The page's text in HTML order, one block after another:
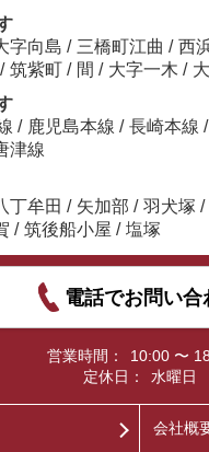
字向島 / 三橋町江曲 / 西
/ 筑紫町 / 間 / 大字一木 /
/ 鹿児島本線 / 長崎本線 /
津線
丁牟田 / 矢加部 / 羽犬塚 /
/ 筑後船小屋 / 塩塚
電話でお問い合
営業時間：
10:00 〜
定休日：
水曜日
会社概